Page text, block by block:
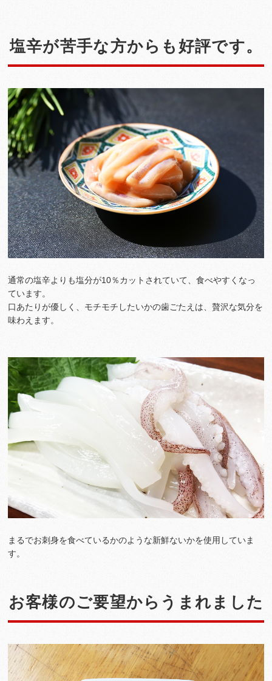
塩辛が苦手な方からも好評です。
通常の塩辛よりも塩分が10％カットされていて、食べやすくなっ
ています。
口あたりが優しく、モチモチしたいかの歯ごたえは、贅沢な気分を
味わえます。
まるでお刺身を食べているかのような新鮮ないかを使用していま
す。
お客様のご要望からうまれました